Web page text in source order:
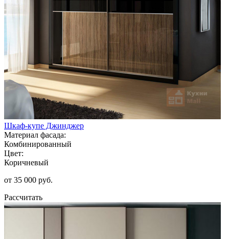
Шкаф-купе Джинджер
Материал фасада:
Комбинированный
Цвет:
Коричневый
от 35 000 руб.
Рассчитать